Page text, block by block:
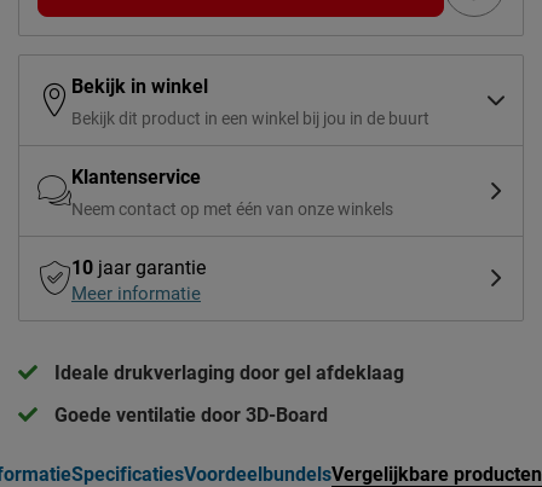
Bekijk in winkel
Bekijk dit product in een winkel bij jou in de buurt
Klantenservice
Neem contact op met één van onze winkels
10 jaar garantie
Meer informatie
Ideale drukverlaging door gel afdeklaag
Goede ventilatie door 3D-Board
SpecificatiesVoordeelbundelsVergelijkbare producten